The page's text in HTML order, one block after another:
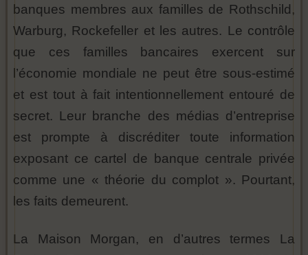
banques membres aux familles de Rothschild,
Warburg, Rockefeller et les autres. Le contrôle
que ces familles bancaires exercent sur
l’économie mondiale ne peut être sous-estimé
et est tout à fait intentionnellement entouré de
secret. Leur branche des médias d’entreprise
est prompte à discréditer toute information
exposant ce cartel de banque centrale privée
comme une « théorie du complot ». Pourtant,
les faits demeurent.
La Maison Morgan, en d’autres termes La